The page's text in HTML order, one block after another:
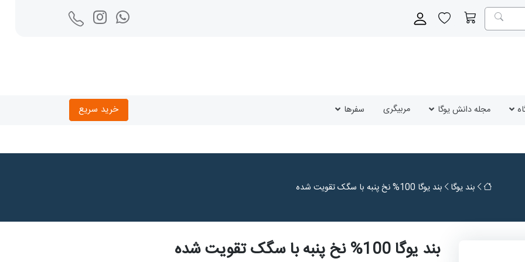
مجله دانش یوگا مربیگری سفرها خرید سریع
بند یوگا بند یوگا 100% نخ پنبه با سگک تقویت شده
بند یوگا 100% نخ پنبه با سگک تقویت شده